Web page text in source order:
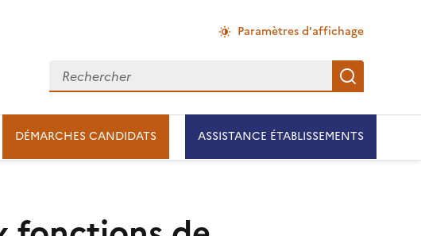
Paramètres d'affichage
Rechercher
DÉMARCHES CANDIDATS ASSISTANCE ÉTABLISSEMENTS